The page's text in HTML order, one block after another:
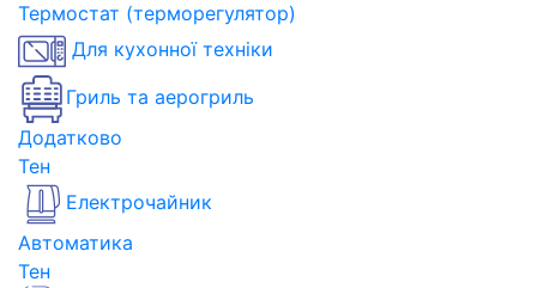
Термостат (терморегулятор)
Для кухонної техніки
Гриль та аерогриль
Додатково
Тен
Електрочайник
Автоматика
Тен